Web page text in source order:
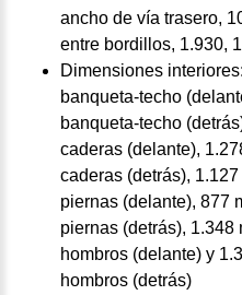
ancho de vía trasero,
entre bordillos, 1.930,
Dimensiones
banqueta-techo
banqueta-techo
caderas (delante),
caderas (detrás),
piernas (delante), 877
piernas (detrás), 1.348
hombros (delante) y
hombros (detrás)